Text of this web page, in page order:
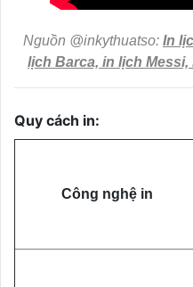
Nguồn @inkythuatso: In
lịch Barca, in lịch
Quy cách in:
Công nghệ in